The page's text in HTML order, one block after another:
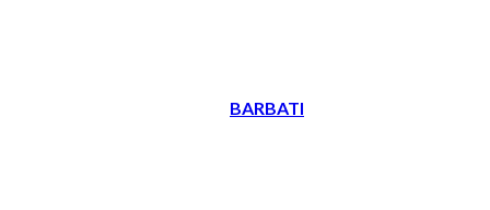
BARBATI